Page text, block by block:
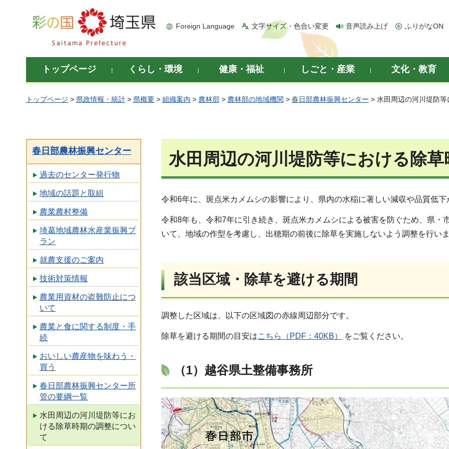
彩の国 埼玉県
Foreign Language 文字サイズ・色合い変更 音声読み上げ ふりがなON
トップページ くらし・環境 健康・福祉 しごと・産業 文化・教育
トップページ > 県政情報・統計 > 県概要 > 組織案内 > 農林部 > 農林部の地域機関 > 春日部農林振興センター > 水田周辺の河川堤防
春日部農林振興センター
過去のセンター発行物
地域の話題と取組
農業農村整備
埼葛地域農林水産業振興プ
ラン
就農支援のご案内
技術対策情報
農業用資材の盗難防止につ
いて
農業と食に関する制度・手
続
おいしい農産物を味わう・
買う
春日部農林振興センター所
管の要綱一覧
水田周辺の河川堤防等にお
ける除草時期の調整につい
て
水田周辺の河川堤防等における除
令和6年に、斑点米カメムシの影響により、県内の水稲に著しい減収や品質低
令和8年も、令和7年に引き続き、斑点米カメムシによる被害を防ぐため、県
いて、地域の作型を考慮し、出穂期の前後に除草を実施しないよう調整を行い
該当区域・除草を避ける期間
調整した区域は、以下の区域図の赤線周辺部分です。
除草を避ける期間の目安はこちら（PDF：40KB） をご覧ください。
（1）越谷県土整備事務所